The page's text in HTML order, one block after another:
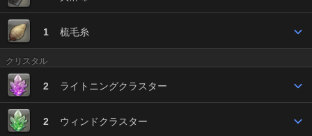
1 梳毛糸
クリスタル
2 ライトニングクラスター
2 ウィンドクラスター